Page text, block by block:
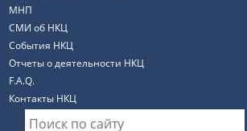
МНП
СМИ об НКЦ
События НКЦ
Отчеты о деятельности НКЦ
F.A.Q.
Контакты НКЦ